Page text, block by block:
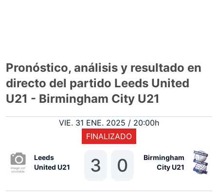
Pronóstico, análisis y resultado en
directo del partido Leeds United
U21 - Birmingham City U21
VIE. 31 ENE. 2025 / 20:00h
FINALIZADO
Leeds
United U21
3 0
Birmingham
City U21